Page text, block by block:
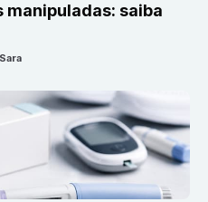
saiba